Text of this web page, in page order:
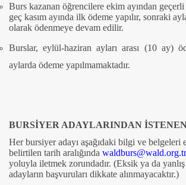
Burs kazanan öğrencilere ekim ayından
geç kasım ayında ilk ödeme yapılır, sonraki
olarak ödenmeye devam edilir.
Burslar, eylül-haziran ayları arası (10 ay)
aylarda ödeme yapılmamaktadır.
BURSİYER ADAYLARINDAN
Her bursiyer adayı aşağıdaki bilgi ve belgeleri
belirtilen tarih aralığında waldburs@wald.org.tr
yoluyla iletmek zorundadır. (Eksik ya da
adayların başvuruları dikkate alınmayacaktır.)